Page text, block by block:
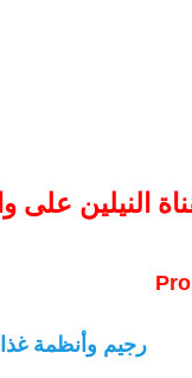
النيلين على
رجيم وأنظمة